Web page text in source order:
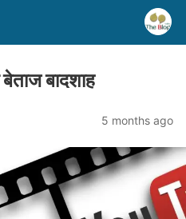
बादशाह
5 months ago